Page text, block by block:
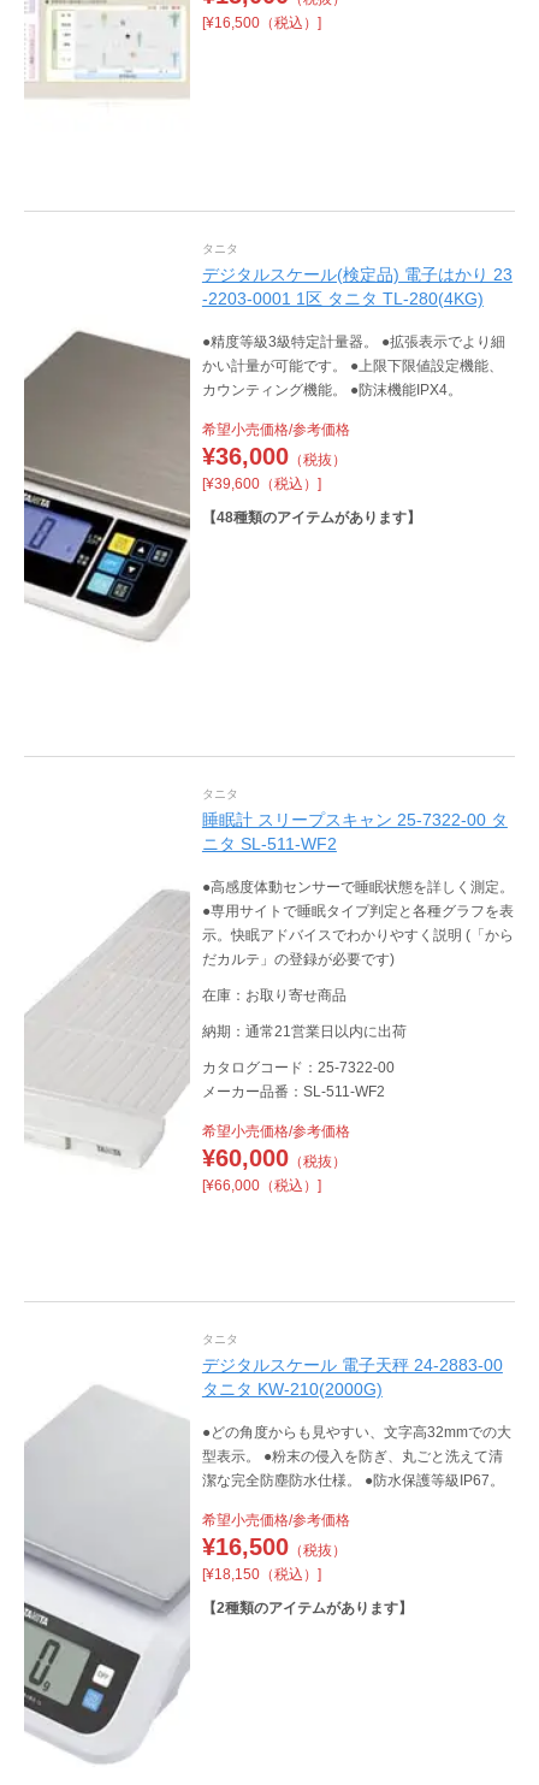
[¥16,500（税込）]
タニタ
デジタルスケール(検定品) 電子はかり 23
-2203-0001 1区 タニタ TL-280(4KG)
●精度等級3級特定計量器。 ●拡張表示でより細
かい計量が可能です。 ●上限下限値設定機能、
カウンティング機能。 ●防沫機能IPX4。
希望小売価格/参考価格
¥36,000（税抜）
[¥39,600（税込）]
【48種類のアイテムがあります】
タニタ
睡眠計 スリープスキャン 25-7322-00 タ
ニタ SL-511-WF2
●高感度体動センサーで睡眠状態を詳しく測定。
●専用サイトで睡眠タイプ判定と各種グラフを表
示。快眠アドバイスでわかりやすく説明 (「から
だカルテ」の登録が必要です)
在庫：お取り寄せ商品
納期：通常21営業日以内に出荷
カタログコード：25-7322-00
メーカー品番：SL-511-WF2
希望小売価格/参考価格
¥60,000（税抜）
[¥66,000（税込）]
タニタ
デジタルスケール 電子天秤 24-2883-00
タニタ KW-210(2000G)
●どの角度からも見やすい、文字高32mmでの大
型表示。 ●粉末の侵入を防ぎ、丸ごと洗えて清
潔な完全防塵防水仕様。 ●防水保護等級IP67。
希望小売価格/参考価格
¥16,500（税抜）
[¥18,150（税込）]
【2種類のアイテムがあります】